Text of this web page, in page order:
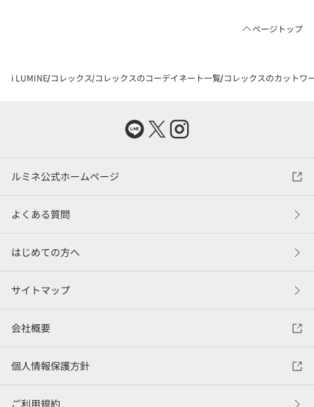
ページトップ
i LUMINE コレックス コレックスのコーデイネート一覧 コレックスのカットワ
ルミネ公式ホームページ
よくある質問
はじめての方へ
サイトマップ
会社概要
個人情報保護方針
ご利用規約